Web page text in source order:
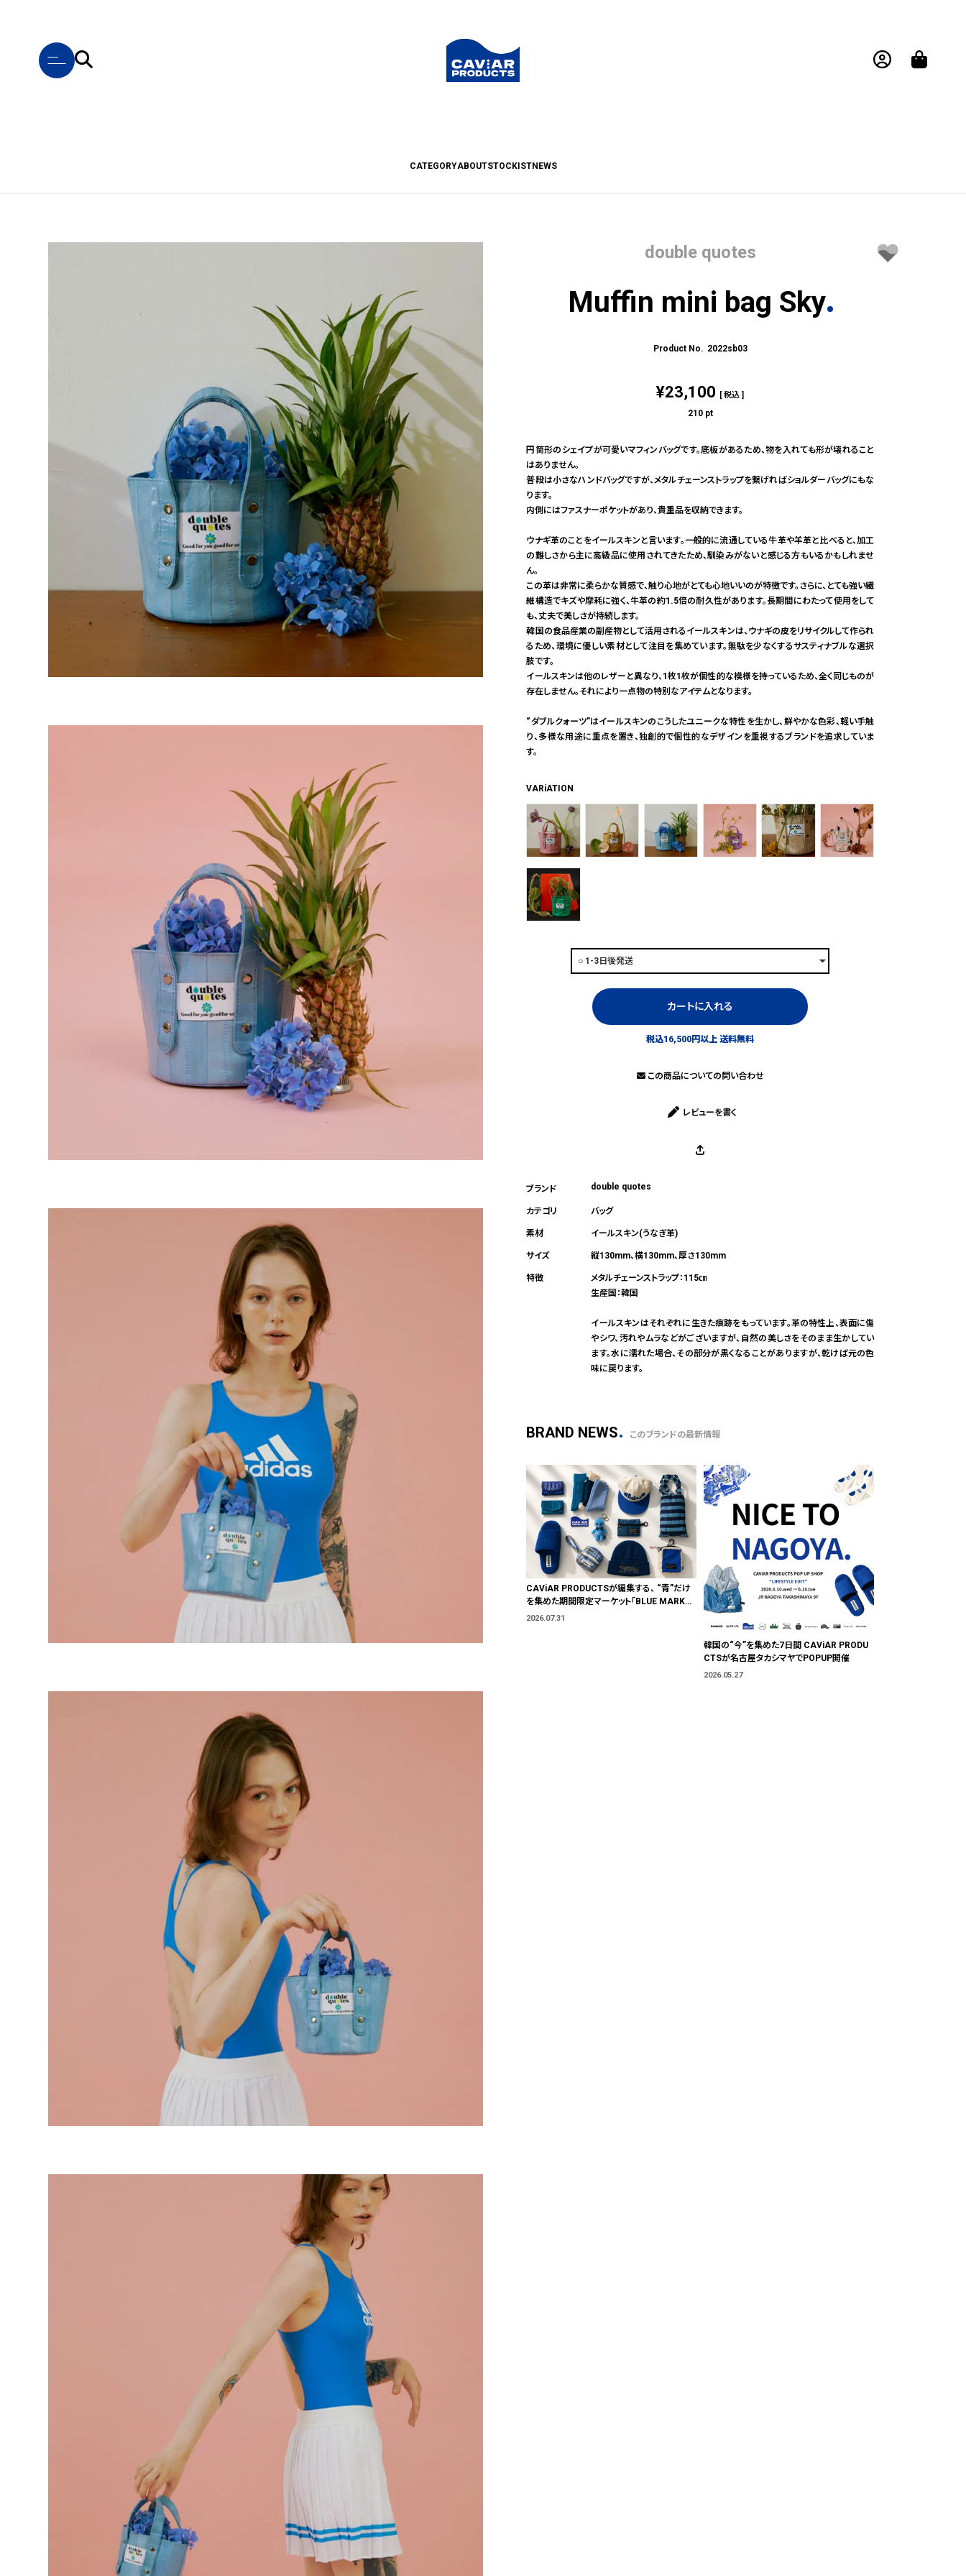
CATEGORYABOUTSTOCKISTNEWS
double quotes
Muffin mini bag Sky
2022sb03
¥23,100 税込
210 pt
円筒形のシェイプが可愛いマフィンバッグです。底板があるため、物を入れても形が壊れること
はありません。
普段は小さなハンドバッグですが、メタルチェーンストラップを繋げればショルダーバッグにもな
ります。
内側にはファスナーポケットがあり、貴重品を収納できます。
ウナギ革のことをイールスキンと言います。一般的に流通している牛革や羊革と比べると、加工
の難しさから主に高級品に使用されてきたため、馴染みがないと感じる方もいるかもしれませ
ん。
この革は非常に柔らかな質感で、触り心地がとても心地いいのが特徴です。さらに、とても強い繊
維構造でキズや摩耗に強く、牛革の約1.5倍の耐久性があります。長期間にわたって使用をして
も、丈夫で美しさが持続します。
韓国の食品産業の副産物として活用されるイールスキンは、ウナギの皮をリサイクルして作られ
るため、環境に優しい素材として注目を集めています。無駄を少なくするサスティナブルな選択
肢です。
イールスキンは他のレザーと異なり、1枚1枚が個性的な模様を持っているため、全く同じものが
存在しません。それにより一点物の特別なアイテムとなります。
“ダブルクォーツ”はイールスキンのこうしたユニークな特性を生かし、鮮やかな色彩、軽い手触
り、多様な用途に重点を置き、独創的で個性的なデザインを重視するブランドを追求していま
す。
VARiATION
カートに入れる
税込16,500円以上 送料無料
この商品についての問い合わせ
レビューを書く
double quotes
バッグ
イールスキン(うなぎ革)
縦130mm、横130mm、厚さ130mm
メタルチェーンストラップ：115㎝
生産国：韓国
イールスキンはそれぞれに生きた痕跡をもっています。革の特性上、表面に傷
やシワ、汚れやムラなどがございますが、自然の美しさをそのまま生かしてい
ます。水に濡れた場合、その部分が黒くなることがありますが、乾けば元の色
味に戻ります。
BRAND NEWS このブランドの最新情報
CAViAR PRODUCTSが編集する、 “青”だけ
を集めた期間限定マーケット「BLUE MARKE
T」が横浜に。ブランドではなく、"色"から出会
2026.07.31
韓国の“今”を集めた7日間 CAViAR PRODU
CTSが名古屋タカシマヤでPOPUP開催
2026.05.27